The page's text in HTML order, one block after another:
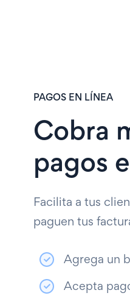
PAGOS EN LÍNEA
Cobra
pagos
Facilita a tus
paguen tus
Agrega un
Acepta